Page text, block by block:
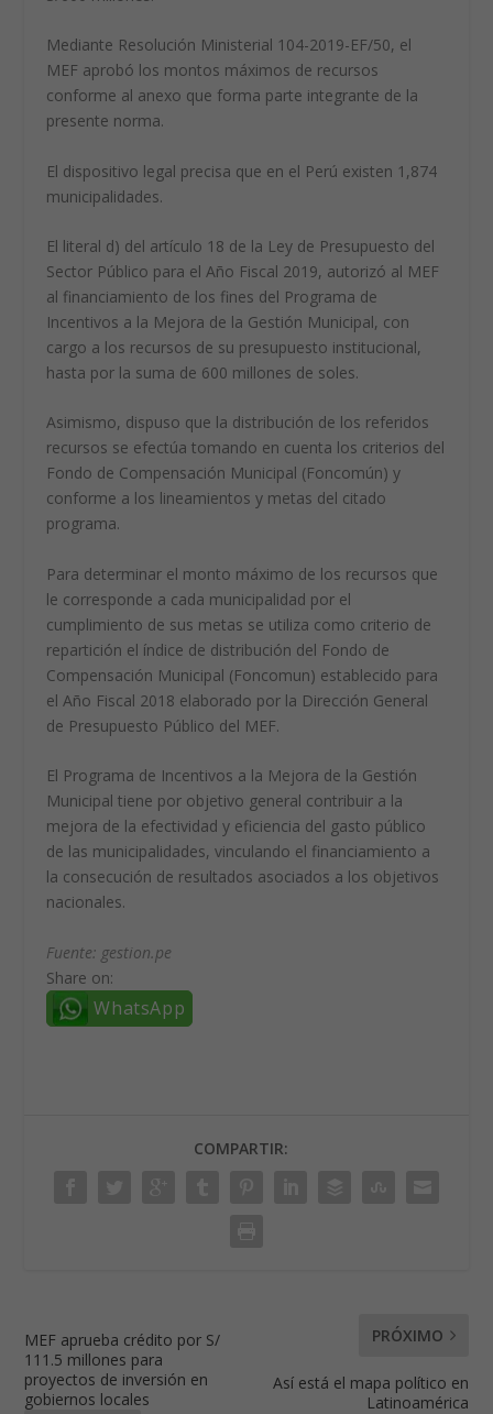
Mediante Resolución Ministerial 104-2019-EF/50, el
MEF aprobó los montos máximos de recursos
conforme al anexo que forma parte integrante de la
presente norma.
El dispositivo legal precisa que en el Perú existen 1,874
municipalidades.
El literal d) del artículo 18 de la Ley de Presupuesto del
Sector Público para el Año Fiscal 2019, autorizó al MEF
al financiamiento de los fines del Programa de
Incentivos a la Mejora de la Gestión Municipal, con
cargo a los recursos de su presupuesto institucional,
hasta por la suma de 600 millones de soles.
Asimismo, dispuso que la distribución de los referidos
recursos se efectúa tomando en cuenta los criterios del
Fondo de Compensación Municipal (Foncomún) y
conforme a los lineamientos y metas del citado
programa.
Para determinar el monto máximo de los recursos que
le corresponde a cada municipalidad por el
cumplimiento de sus metas se utiliza como criterio de
repartición el índice de distribución del Fondo de
Compensación Municipal (Foncomun) establecido para
el Año Fiscal 2018 elaborado por la Dirección General
de Presupuesto Público del MEF.
El Programa de Incentivos a la Mejora de la Gestión
Municipal tiene por objetivo general contribuir a la
mejora de la efectividad y eficiencia del gasto público
de las municipalidades, vinculando el financiamiento a
la consecución de resultados asociados a los objetivos
nacionales.
Fuente: gestion.pe
Share on:
WhatsApp
COMPARTIR:
MEF aprueba crédito por S/
111.5 millones para
proyectos de inversión en
gobiernos locales
PRÓXIMO
Así está el mapa político en
Latinoamérica